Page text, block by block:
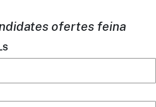
ofertes feina